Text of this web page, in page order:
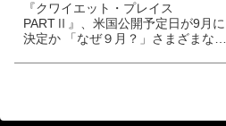
『クワイエット・プレイス
PARTⅡ』、米国公開予定日が9月に
決定か 「なぜ９月？」さまざまな憶